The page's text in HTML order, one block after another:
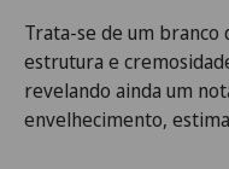
Trata-se de um branco
estrutura e
revelando ainda um
envelhecimento,